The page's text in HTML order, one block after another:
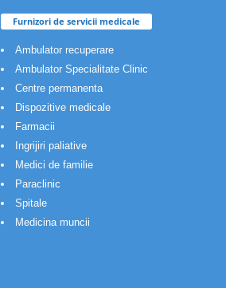
Furnizori de servicii medicale
Ambulator recuperare
Ambulator Specialitate Clinic
Centre permanenta
Dispozitive medicale
Farmacii
Ingrijiri paliative
Medici de familie
Paraclinic
Spitale
Medicina muncii